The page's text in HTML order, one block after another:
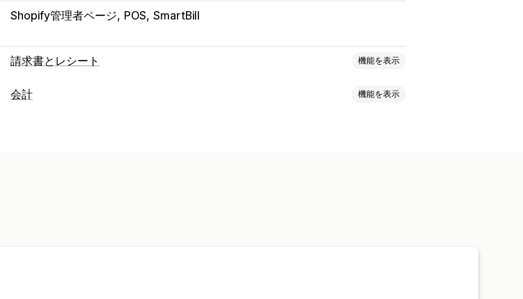
Shopify管理者ページ POS SmartBill
請求書とレシート 機能を表示
ドキュメントタイプ
会計 機能を表示